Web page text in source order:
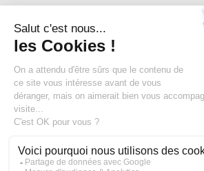
edisac.nl.
Rejoignez la communauté
Des modeuses comblées